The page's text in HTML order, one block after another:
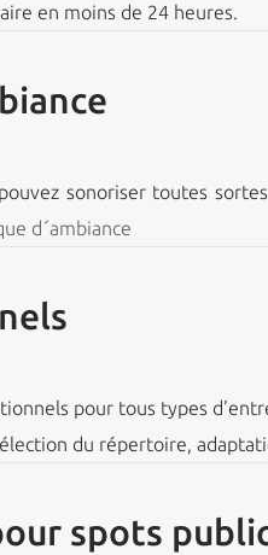
en moins de 24 heures.
sonoriser toutes
d´ambiance
pour tous types
du répertoire,
spots